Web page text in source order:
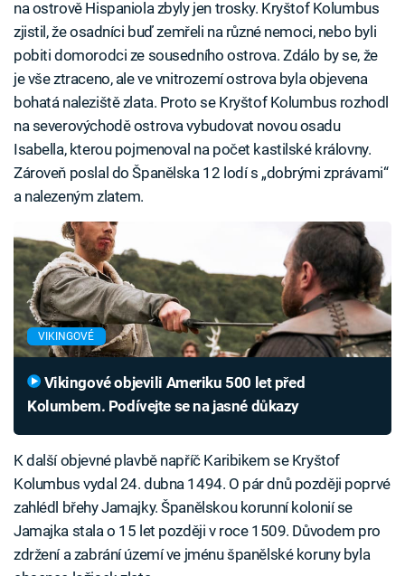
na ostrově Hispaniola zbyly jen trosky. Kryštof Kolumbus
zjistil, že osadníci buď zemřeli na různé nemoci, nebo byli
pobiti domorodci ze sousedního ostrova. Zdálo by se, že
je vše ztraceno, ale ve vnitrozemí ostrova byla objevena
bohatá naleziště zlata. Proto se Kryštof Kolumbus rozhodl
na severovýchodě ostrova vybudovat novou osadu
Isabella, kterou pojmenoval na počet kastilské královny.
Zároveň poslal do Španělska 12 lodí s „dobrými zprávami“
a nalezeným zlatem.
VIKINGOVÉ
Kolumbem. Podívejte se na jasné důkazy
K další objevné plavbě napříč Karibikem se Kryštof
Kolumbus vydal 24. dubna 1494. O pár dnů později poprvé
zahlédl břehy Jamajky. Španělskou korunní kolonií se
Jamajka stala o 15 let později v roce 1509. Důvodem pro
zdržení a zabrání území ve jménu španělské koruny byla